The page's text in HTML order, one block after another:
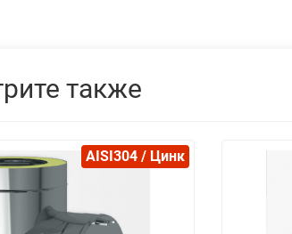
также
AISI304 / Цинк